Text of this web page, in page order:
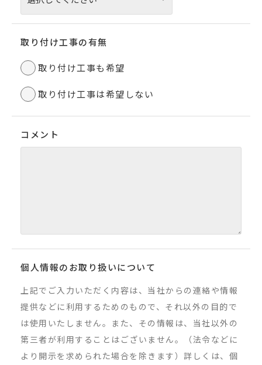
取り付け工事の有無
取り付け工事も希望
取り付け工事は希望しない
コメント
個人情報のお取り扱いについて
上記でご入力いただく内容は、当社からの連絡や情報
提供などに利用するためのもので、それ以外の目的で
は使用いたしません。また、その情報は、当社以外の
第三者が利用することはございません。（法令などに
より開示を求められた場合を除きます）詳しくは、個